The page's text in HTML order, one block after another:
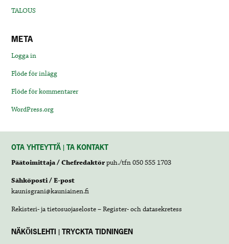
TALOUS
META
Logga in
Flöde för inlägg
Flöde för kommentarer
WordPress.org
OTA YHTEYTTÄ | TA KONTAKT
Päätoimittaja / Chefredaktörpuh./tfn 050 555 1703
Sähköposti / E-post
kaunisgrani@kauniainen.fi
Rekisteri- ja tietosuojaseloste – Register- och datasekretess
NÄKÖISLEHTI | TRYCKTA TIDNINGEN